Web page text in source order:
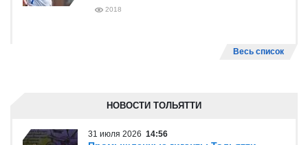
2018
Весь список
НОВОСТИ ТОЛЬЯТТИ
31 июля 2026 14:56